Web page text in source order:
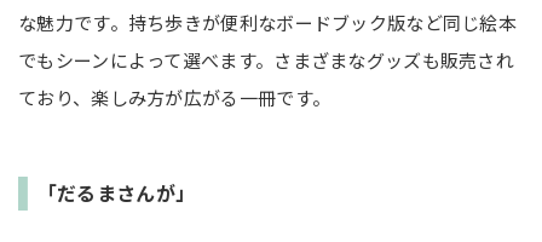
な魅力です。持ち歩きが便利なボードブック版など同じ絵本
でもシーンによって選べます。さまざまなグッズも販売され
ており、楽しみ方が広がる一冊です。
「だるまさんが」